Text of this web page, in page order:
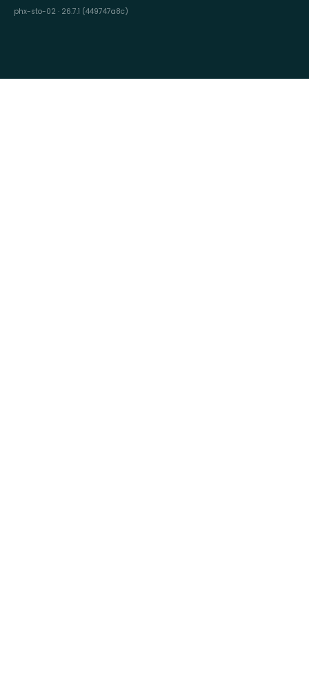
phx-sto-02 · 26.7.1 (449747a8c)